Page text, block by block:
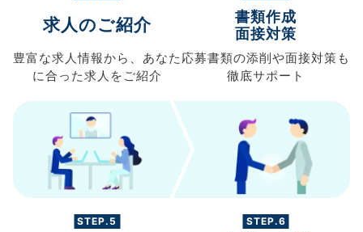
求人のご紹介
豊富な求人情報から、 あなた
に合った求人を ご紹介
書類作成
面接対策
応募書類の添削や面接対策も
徹底サポート
STEP.5 STEP.6